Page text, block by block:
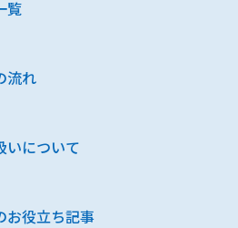
覧
流れ
いについて
お役立ち記事